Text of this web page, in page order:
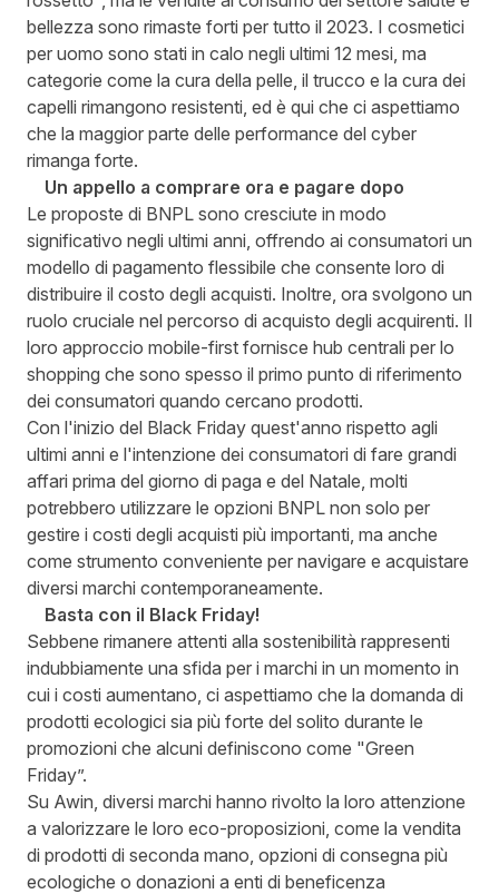
bellezza sono rimaste forti per tutto il 2023. I cosmetici
per uomo sono stati in calo negli ultimi 12 mesi, ma
categorie come la cura della pelle, il trucco e la cura dei
capelli rimangono resistenti, ed è qui che ci aspettiamo
che la maggior parte delle performance del cyber
rimanga forte.
Un appello a comprare ora e pagare dopo
Le proposte di BNPL sono cresciute in modo
significativo negli ultimi anni, offrendo ai consumatori un
modello di pagamento flessibile che consente loro di
distribuire il costo degli acquisti. Inoltre, ora svolgono un
ruolo cruciale nel percorso di acquisto degli acquirenti. Il
loro approccio mobile-first fornisce hub centrali per lo
shopping che sono spesso il primo punto di riferimento
dei consumatori quando cercano prodotti.
Con l'inizio del Black Friday quest'anno rispetto agli
ultimi anni e l'intenzione dei consumatori di fare grandi
affari prima del giorno di paga e del Natale, molti
potrebbero utilizzare le opzioni BNPL non solo per
gestire i costi degli acquisti più importanti, ma anche
come strumento conveniente per navigare e acquistare
diversi marchi contemporaneamente.
Basta con il Black Friday!
Sebbene rimanere attenti alla sostenibilità rappresenti
indubbiamente una sfida per i marchi in un momento in
cui i costi aumentano, ci aspettiamo che la domanda di
prodotti ecologici sia più forte del solito durante le
promozioni che alcuni definiscono come "Green
Friday”.
Su Awin, diversi marchi hanno rivolto la loro attenzione
a valorizzare le loro eco-proposizioni, come la vendita
di prodotti di seconda mano, opzioni di consegna più
ecologiche o donazioni a enti di beneficenza